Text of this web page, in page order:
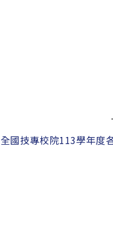
全國技專校院113學年度